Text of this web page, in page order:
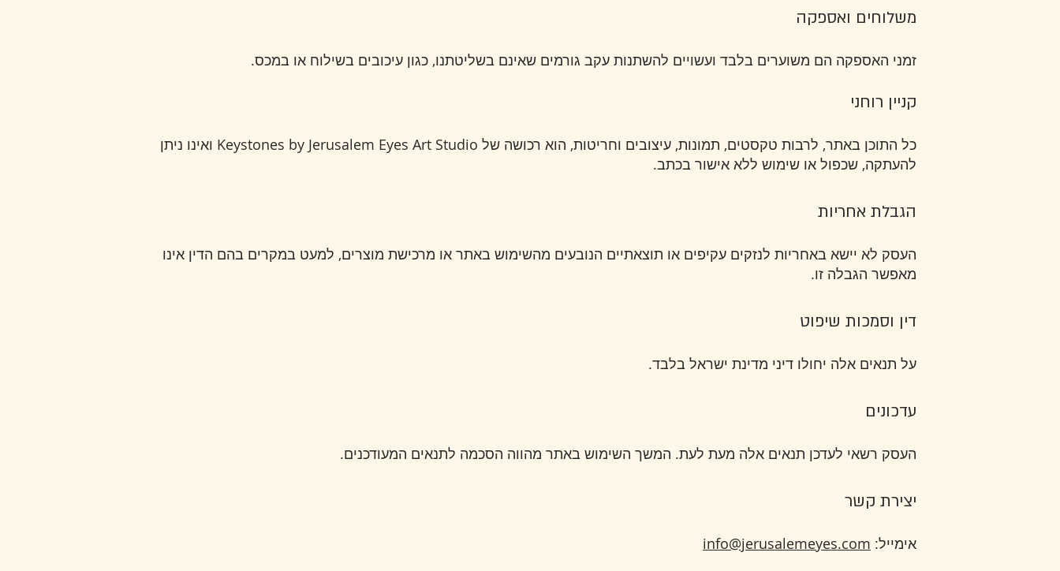
משלוחים ואספקה
זמני האספקה הם משוערים בלבד ועשויים להשתנות עקב גורמים שאינם בשליטתנו, כגון עיכובים בשילוח או במכס.
קניין רוחני
כל התוכן באתר, לרבות טקסטים, תמונות, עיצובים וחריטות, הוא רכושה של Keystones by Jerusalem Eyes Art Studio ואינו ניתן
להעתקה, שכפול או שימוש ללא אישור בכתב.
הגבלת אחריות
העסק לא יישא באחריות לנזקים עקיפים או תוצאתיים הנובעים מהשימוש באתר או מרכישת מוצרים, למעט במקרים בהם הדין אינו
מאפשר הגבלה זו.
דין וסמכות שיפוט
על תנאים אלה יחולו דיני מדינת ישראל בלבד.
עדכונים
העסק רשאי לעדכן תנאים אלה מעת לעת. המשך השימוש באתר מהווה הסכמה לתנאים המעודכנים.
יצירת קשר
אימייל: info@jerusalemeyes.com